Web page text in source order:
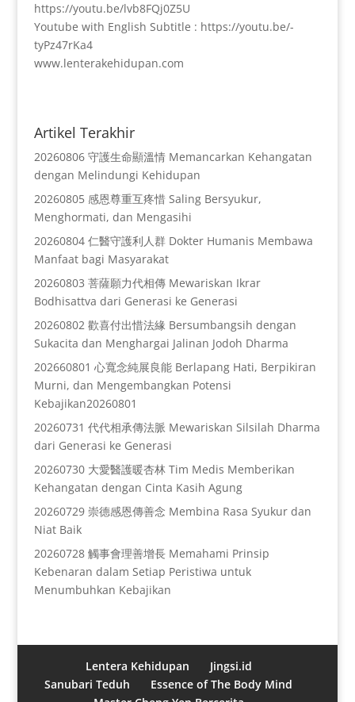
https://youtu.be/lvb8FQj0Z5U
Youtube with English Subtitle : https://youtu.be/-
tyPz47rKa4
www.lenterakehidupan.com
Artikel Terakhir
20260806 守護生命顯溫情 Memancarkan Kehangatan
dengan Melindungi Kehidupan
20260805 感恩尊重互疼惜 Saling Bersyukur,
Menghormati, dan Mengasihi
20260804 仁醫守護利人群 Dokter Humanis Membawa
Manfaat bagi Masyarakat
20260803 菩薩願力代相傳 Mewariskan Ikrar
Bodhisattva dari Generasi ke Generasi
20260802 歡喜付出惜法緣 Bersumbangsih dengan
Sukacita dan Menghargai Jalinan Jodoh Dharma
202660801 心寬念純展良能 Berlapang Hati, Berpikiran
Murni, dan Mengembangkan Potensi
Kebajikan20260801
20260731 代代相承傳法脈 Mewariskan Silsilah Dharma
dari Generasi ke Generasi
20260730 大愛醫護暖杏林 Tim Medis Memberikan
Kehangatan dengan Cinta Kasih Agung
20260729 崇德感恩傳善念 Membina Rasa Syukur dan
Niat Baik
20260728 觸事會理善增長 Memahami Prinsip
Kebenaran dalam Setiap Peristiwa untuk
Menumbuhkan Kebajikan
Lentera Kehidupan
Jingsi.id
Sanubari Teduh
Essence of The Body Mind